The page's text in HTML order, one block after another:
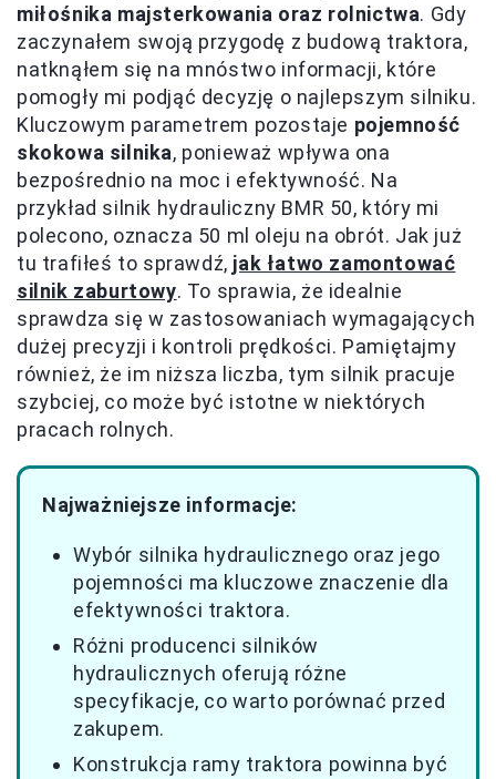
miłośnika majsterkowania oraz rolnictwa. Gdy
zaczynałem swoją przygodę z budową traktora,
natknąłem się na mnóstwo informacji, które
pomogły mi podjąć decyzję o najlepszym silniku.
Kluczowym parametrem pozostaje pojemność
skokowa silnika, ponieważ wpływa ona
bezpośrednio na moc i efektywność. Na
przykład silnik hydrauliczny BMR 50, który mi
polecono, oznacza 50 ml oleju na obrót. Jak już
tu trafiłeś to sprawdź, jak łatwo zamontować
silnik zaburtowy. To sprawia, że idealnie
sprawdza się w zastosowaniach wymagających
dużej precyzji i kontroli prędkości. Pamiętajmy
również, że im niższa liczba, tym silnik pracuje
szybciej, co może być istotne w niektórych
pracach rolnych.
Najważniejsze informacje:
Wybór silnika hydraulicznego oraz jego
pojemności ma kluczowe znaczenie dla
efektywności traktora.
Różni producenci silników
hydraulicznych oferują różne
specyfikacje, co warto porównać przed
zakupem.
Konstrukcja ramy traktora powinna być